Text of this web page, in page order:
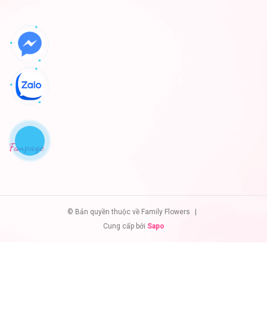
Fanpage
© Bản quyền thuộc về Family Flowers
|
Cung cấp bởi Sapo